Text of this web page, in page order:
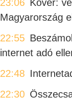
23:06 Kövér:
Magyarország
22:55
internet adó
22:48
22:30